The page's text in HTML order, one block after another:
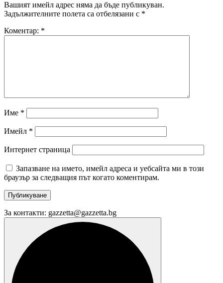
Вашият имейл адрес няма да бъде публикуван.
Задължителните полета са отбелязани с *
Коментар: *
Име *
Имейл *
Интернет страница
Запазване на името, имейл адреса и уебсайта ми в този
браузър за следващия път когато коментирам.
За контакти: gazzetta@gazzetta.bg